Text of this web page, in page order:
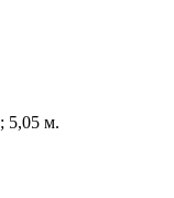
5,05 м.